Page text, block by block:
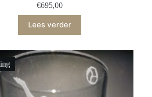
€695,00
Lees verder